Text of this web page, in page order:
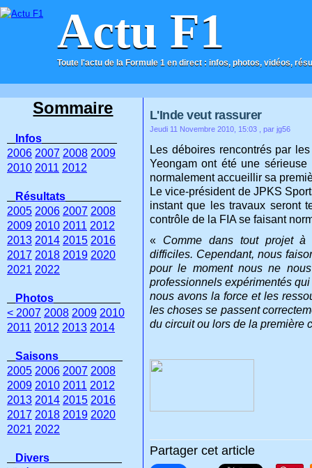
Actu F1
Toute l'actu de la Formule 1 en direct : infos, photos, vidéos,
ACCUEIL CONTACT
L'Inde veut rassurer
Jeudi 11 Novembre 2010, 15:03 , par jg56
Les déboires rencontrés par
Yeongam ont été une
normalement accueillir sa
Le vice-président de JPKS
instant que les travaux seront
contrôle de la FIA se faisant
« Comme dans tout projet
difficiles. Cependant, nous
pour le moment nous ne
professionnels expérimentés
nous avons la force et les
les choses se passent
du circuit ou lors de la première
Partager cet article
Sommaire
Infos
2006 2007 2008 2009
2010 2011 2012
Résultats
2005 2006 2007 2008
2009 2010 2011 2012
2013 2014 2015 2016
2017 2018 2019 2020
2021 2022
Photos
< 2007 2008 2009 2010
2011 2012 2013 2014
Saisons
2005 2006 2007 2008
2009 2010 2011 2012
2013 2014 2015 2016
2017 2018 2019 2020
2021 2022
Divers